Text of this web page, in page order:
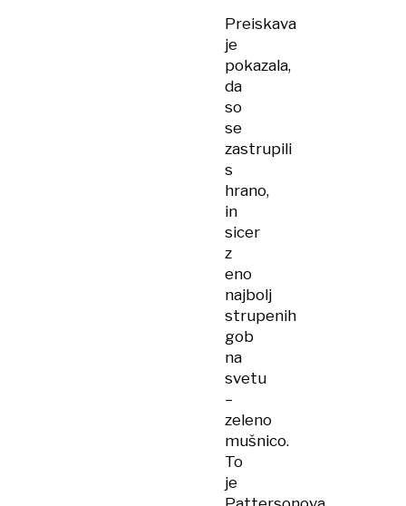
Preiskava
je
pokazala,
da
so
se
zastrupili
s
hrano,
in
sicer
z
eno
najbolj
strupenih
gob
na
svetu
–
zeleno
mušnico.
To
je